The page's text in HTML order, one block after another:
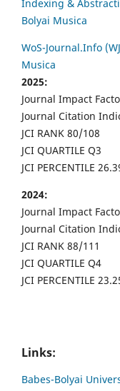
Indexing &
Bolyai Musica
WoS-Journal.Info
Musica
2025:
Journal Impact
Journal Citation
JCI RANK 80/108
JCI QUARTILE Q3
JCI PERCENTILE
2024:
Journal Impact
Journal Citation
JCI RANK 88/111
JCI QUARTILE Q4
JCI PERCENTILE
Links:
Babes-Bolyai